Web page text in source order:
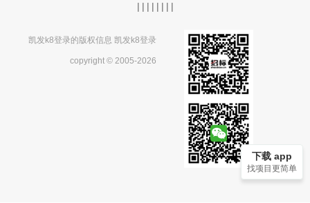
下载 app
找项目更简单
| | | | | | | |
凯发k8登录的版权信息 凯发k8登录
copyright © 2005-2026